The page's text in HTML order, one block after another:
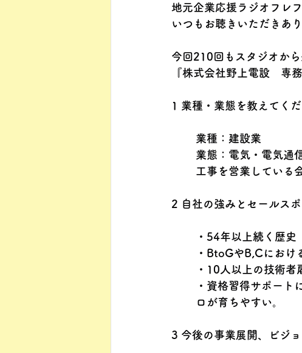
地元企業応援ラジオフレ
いつもお聴きいただきあ
今回210回もスタジオか
『株式会社野上電設　専
1 業種・業態を教えてくだ
業種：建設業
業態：電気・電気通
工事を営業している
2 自社の強みとセールスポ
・54年以上続く歴史
・BtoGやB,Cにおけ
・10人以上の技術者
・資格習得サポート
ロが育ちやすい。
3 今後の事業展開、ビジ